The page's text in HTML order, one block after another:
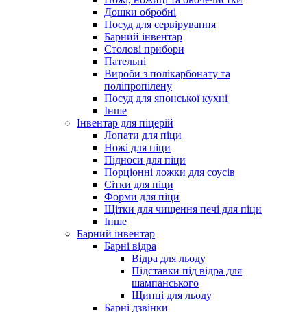
Дошки обробні
Посуд для сервірування
Барний інвентар
Столові прибори
Пательні
Вироби з полікарбонату та
поліпропілену
Посуд для японської кухні
Інше
Інвентар для піцерій
Лопати для піци
Ножі для піци
Підноси для піци
Порціонні ложки для соусів
Сітки для піци
Форми для піци
Щітки для чищення печі для піци
Інше
Барний інвентар
Барні відра
Відра для льоду
Підставки під відра для
шампанського
Щипці для льоду
Барні дзвінки